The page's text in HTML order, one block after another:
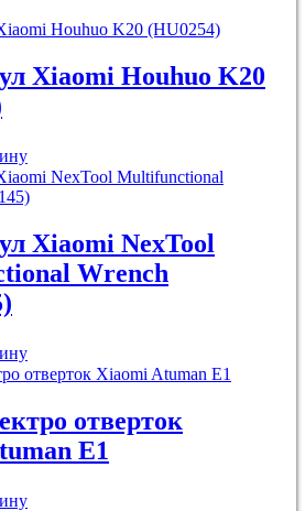
Xiaomi Houhuo K20
Xiaomi NexTool
Wrench
отверток
E1